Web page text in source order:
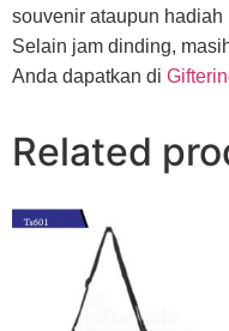
souvenir ataupun
Selain jam dinding,
Anda dapatkan di
Related